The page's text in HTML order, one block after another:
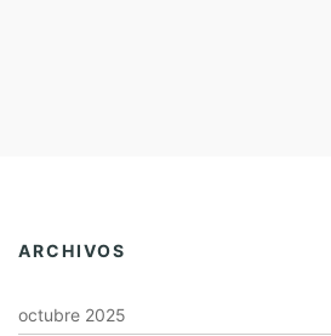
ARCHIVOS
octubre 2025